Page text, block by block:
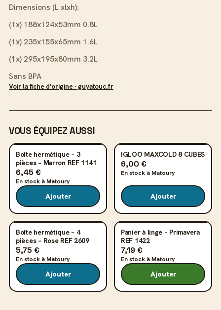
Dimensions (L xlxh):
(1x) 188x124x53mm 0.8L
(1x) 235x155x65mm 1.6L
(1x) 295x195x80mm 3.2L
Sans BPA
Voir la fiche d'origine · guyatouc.fr
VOUS ÉQUIPEZ AUSSI
Boîte hermétique – 3
pièces – Marron REF 1141
6,45 €
En stock à Matoury
Ajouter
IGLOO MAXCOLD 8 CUBES
6,00 €
En stock à Matoury
Ajouter
Boîte hermétique – 4
pièces – Rose REF 2609
5,75 €
En stock à Matoury
Ajouter
Panier à linge – Primavera
REF 1422
7,19 €
En stock à Matoury
Ajouter